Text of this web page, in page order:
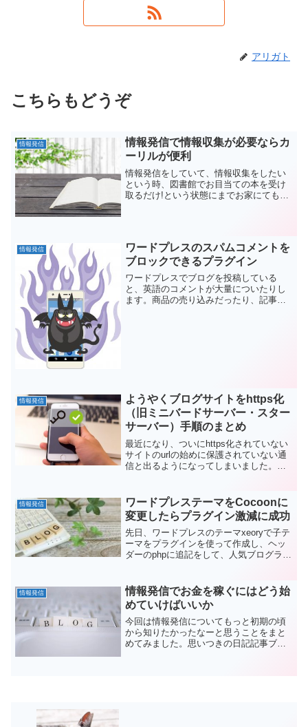
アリガト
こちらもどうぞ
情報発信
情報発信で情報収集が必要ならカ
ーリルが便利
情報発信をしていて、情報収集をしたい
という時、図書館でお目当ての本を受け
取るだけ!という状態にまでお家にてもっ
情報発信
ワードプレスのスパムコメントを
ブロックできるプラグイン
ワードプレスでブログを投稿している
と、英語のコメントが大量についたりし
ます。商品の売り込みだったり、記事と
情報発信
ようやくブログサイトをhttps化
（旧ミニバードサーバー・スター
サーバー）手順のまとめ
最近になり、ついにhttps化されていない
サイトのurlの始めに保護されていない通
信と出るようになってしまいました。な
もいかなくなったらどうしよう…なんて
ぐるぐる...
情報発信
ワードプレステーマをCocoonに
変更したらプラグイン激減に成功
先日、ワードプレスのテーマxeoryで子テ
ーマをプラグインを使って作成し、ヘッ
ダーのphpに追記をして、人気ブログラン
が。思いつきで今人気のワードプレステ
ーマCoco...
情報発信
情報発信でお金を稼ぐにはどう始
めていけばいいか
今回は情報発信についてもっと初期の頃
から知りたかったなーと思うことをまと
めてみました。思いつきの日記記事ブロ